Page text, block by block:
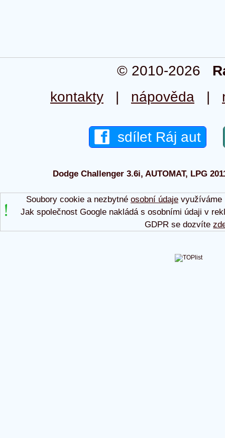
© 2010-2026
kontakty | nápověda |
sdílet Ráj aut
Dodge Challenger 3.6i, AUTOMAT, LPG
Soubory cookie a nezbytné osobní údajevyužíváme
Jak společnost Google nakládá s osobními údaji v
GDPR se dozvíte